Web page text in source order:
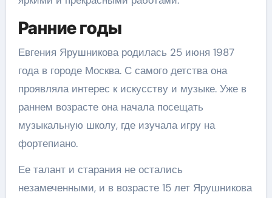
Ранние годы
Евгения Ярушникова родилась 25 июня 1987
года в городе Москва. С самого детства она
проявляла интерес к искусству и музыке. Уже в
раннем возрасте она начала посещать
музыкальную школу, где изучала игру на
фортепиано.
Ее талант и старания не остались
незамеченными, и в возрасте 15 лет Ярушникова